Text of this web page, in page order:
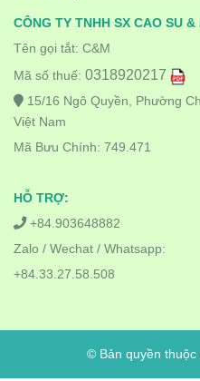
CÔNG TY TNHH SX CAO SU &
Tên gọi tắt: C&M
Mã số thuế: 0318920217
15/16 Ngô Quyền, Phường
Việt Nam
Mã Bưu Chính: 749.471
HỖ TRỢ:
+84.903648882
Zalo / Wechat / Whatsapp:
+84.33.27.58.508
© Bản quyền thuộc